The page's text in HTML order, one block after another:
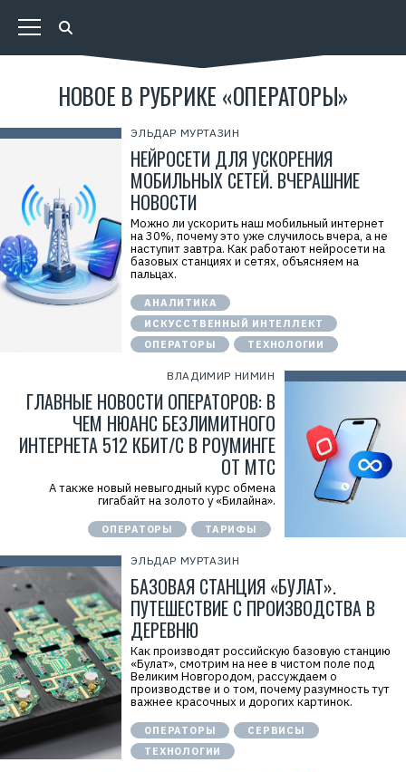
НОВОЕ В РУБРИКЕ «ОПЕРАТОРЫ»
ЭЛЬДАР МУРТАЗИН
НЕЙРОСЕТИ ДЛЯ УСКОРЕНИЯ
МОБИЛЬНЫХ СЕТЕЙ. ВЧЕРАШНИЕ
НОВОСТИ
Можно ли ускорить наш мобильный интернет
на 30%, почему это уже случилось вчера, а не
наступит завтра. Как работают нейросети на
базовых станциях и сетях, объясняем на
пальцах.
АНАЛИТИКА
ИСКУССТВЕННЫЙ ИНТЕЛЛЕКТ
ОПЕРАТОРЫ
ТЕХНОЛОГИИ
ВЛАДИМИР НИМИН
ГЛАВНЫЕ НОВОСТИ ОПЕРАТОРОВ: В
ЧЕМ НЮАНС БЕЗЛИМИТНОГО
ИНТЕРНЕТА 512 КБИТ/С В РОУМИНГЕ
ОТ МТС
А также новый невыгодный курс обмена
гигабайт на золото у «Билайна».
ОПЕРАТОРЫ ТАРИФЫ
ЭЛЬДАР МУРТАЗИН
БАЗОВАЯ СТАНЦИЯ «БУЛАТ».
ПУТЕШЕСТВИЕ С ПРОИЗВОДСТВА В
ДЕРЕВНЮ
Как производят российскую базовую станцию
«Булат», смотрим на нее в чистом поле под
Великим Новгородом, рассуждаем о
производстве и о том, почему разумность тут
важнее красочных и дорогих картинок.
ОПЕРАТОРЫ
СЕРВИСЫ
ТЕХНОЛОГИИ